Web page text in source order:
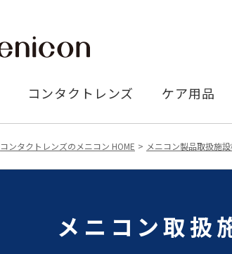
コンタクトレンズ ケア用品
コンタクトレンズのメニコン HOME メニコン製品取扱施
メニコン取扱